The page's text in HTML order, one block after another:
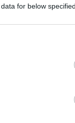
for below
για το
χρόνο
οργώσαμε
μου
λόγω της
δουλειά μου